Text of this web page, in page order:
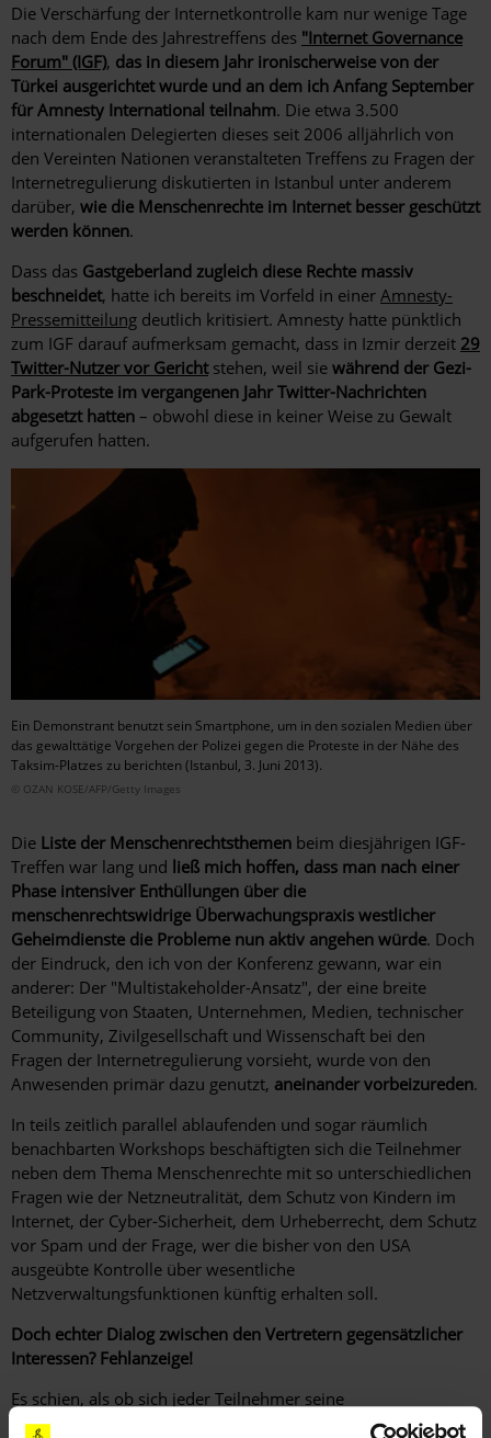
Die Verschärfung der Internetkontrolle kam nur wenige Tage
nach dem Ende des Jahrestreffens des "Internet Governance
Forum" (IGF), das in diesem Jahr ironischerweise von der
Türkei ausgerichtet wurde und an dem ich Anfang September
für Amnesty International teilnahm. Die etwa 3.500
internationalen Delegierten dieses seit 2006 alljährlich von
den Vereinten Nationen veranstalteten Treffens zu Fragen der
Internetregulierung diskutierten in Istanbul unter anderem
darüber, wie die Menschenrechte im Internet besser geschützt
werden können.
Dass das Gastgeberland zugleich diese Rechte massiv
beschneidet, hatte ich bereits im Vorfeld in einer Amnesty-
Pressemitteilung deutlich kritisiert. Amnesty hatte pünktlich
zum IGF darauf aufmerksam gemacht, dass in Izmir derzeit 29
Twitter-Nutzer vor Gerichtstehen, weil sie während der Gezi-
Park-Proteste im vergangenen Jahr Twitter-Nachrichten
abgesetzt hatten – obwohl diese in keiner Weise zu Gewalt
aufgerufen hatten.
Ein Demonstrant benutzt sein Smartphone, um in den sozialen Medien über
das gewalttätige Vorgehen der Polizei gegen die Proteste in der Nähe des
Taksim-Platzes zu berichten (Istanbul, 3. Juni 2013).
© OZAN KOSE/AFP/Getty Images
Die Liste der Menschenrechtsthemen beim diesjährigen IGF-
Treffen war lang und ließ mich hoffen, dass man nach einer
Phase intensiver Enthüllungen über die
menschenrechtswidrige Überwachungspraxis westlicher
Geheimdienste die Probleme nun aktiv angehen würde. Doch
der Eindruck, den ich von der Konferenz gewann, war ein
anderer: Der "Multistakeholder-Ansatz", der eine breite
Beteiligung von Staaten, Unternehmen, Medien, technischer
Community, Zivilgesellschaft und Wissenschaft bei den
Fragen der Internetregulierung vorsieht, wurde von den
Anwesenden primär dazu genutzt, aneinander vorbeizureden.
In teils zeitlich parallel ablaufenden und sogar räumlich
benachbarten Workshops beschäftigten sich die Teilnehmer
neben dem Thema Menschenrechte mit so unterschiedlichen
Fragen wie der Netzneutralität, dem Schutz von Kindern im
Internet, der Cyber-Sicherheit, dem Urheberrecht, dem Schutz
vor Spam und der Frage, wer die bisher von den USA
ausgeübte Kontrolle über wesentliche
Netzverwaltungsfunktionen künftig erhalten soll.
Doch echter Dialog zwischen den Vertretern gegensätzlicher
Interessen? Fehlanzeige!
Es schien, als ob sich jeder Teilnehmer seine
Lieblingsveranstaltungen herausgesucht hätte und dort dann